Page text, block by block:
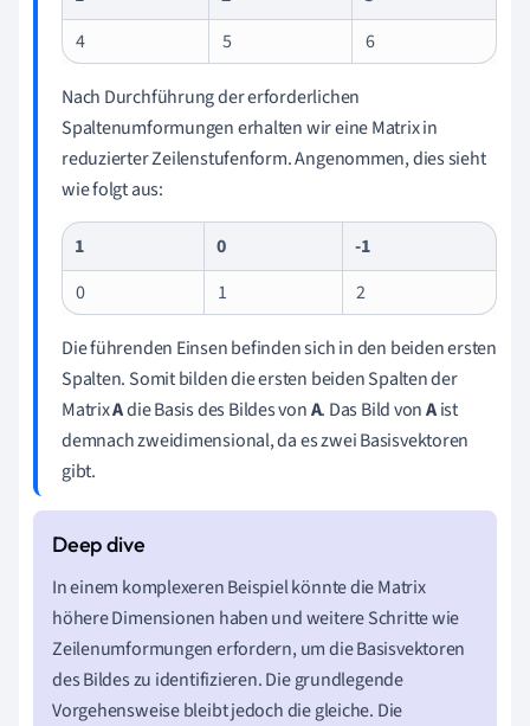
4
5 6
Nach Durchführung der erforderlichen
Spaltenumformungen erhalten wir eine Matrix in
reduzierter Zeilenstufenform. Angenommen, dies sieht
wie folgt aus:
1 0
-1
0
1 2
Die führenden Einsen befinden sich in den beiden ersten
Spalten. Somit bilden die ersten beiden Spalten der
MatrixAdie Basis des Bildes vonA. Das Bild vonAist
demnach zweidimensional, da es zwei Basisvektoren
gibt.
In einem komplexeren Beispiel könnte die Matrix
höhere Dimensionen haben und weitere Schritte wie
Zeilenumformungen erfordern, um die Basisvektoren
des Bildes zu identifizieren. Die grundlegende
Vorgehensweise bleibt jedoch die gleiche. Die